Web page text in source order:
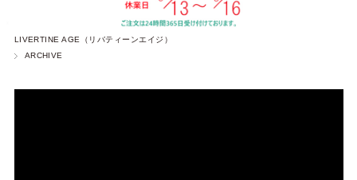
LIVERTINE AGE（リバティーンエイジ）
ARCHIVE